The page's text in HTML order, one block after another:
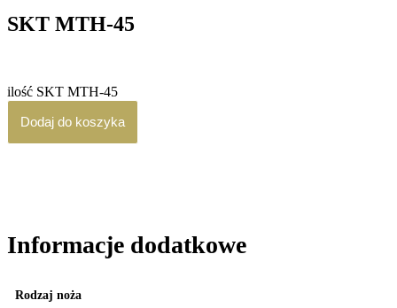
SKT MTH-45
ilość SKT MTH-45
Dodaj do koszyka
Informacje dodatkowe
Rodzaj noża